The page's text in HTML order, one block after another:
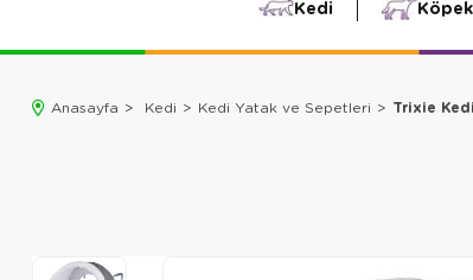
Kedi Köpek
Anasayfa Kedi Kedi Yatak ve Sepetleri Trixie